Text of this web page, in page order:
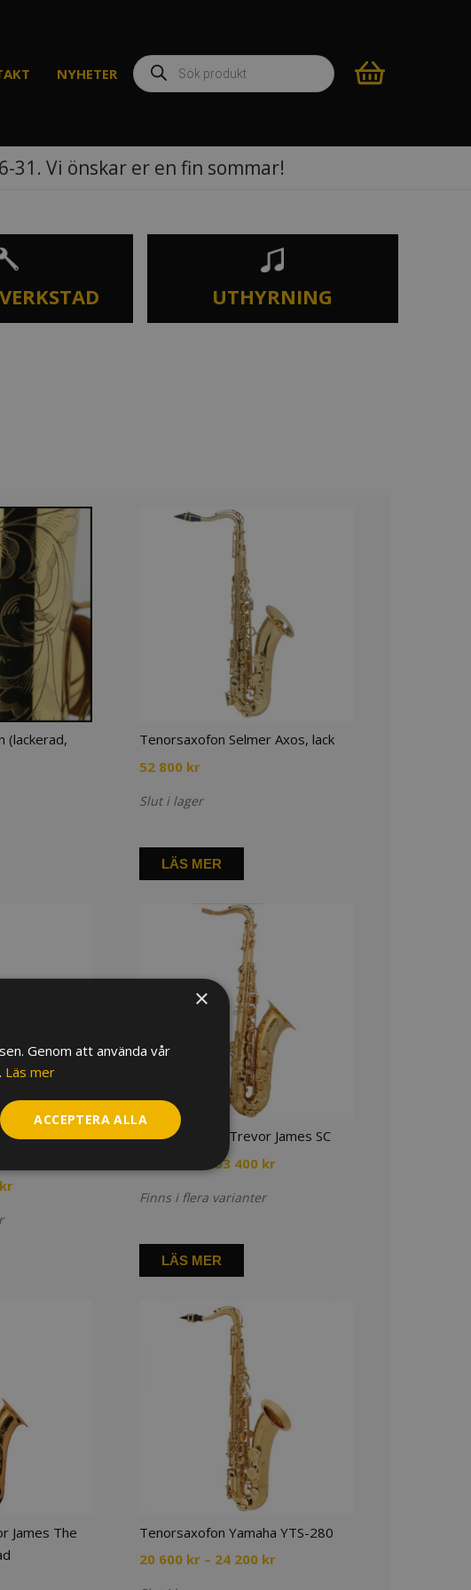
NYHETER
Produktsökning
31. Vi önskar er en fin sommar!
UTHYRNING
(lackerad,
Tenorsaxofon Selmer Axos, lack
52 800 kr
Slut i lager
LÄS MER
James EVO
krPrisintervall:
Tenorsaxofon Trevor James SC
53 400 krPrisintervall:
Finns i flera varianter
LÄS MER
James The
Tenorsaxofon Yamaha YTS-280
20 600 kr – 24 200 krPrisintervall:
×
Genom att använda vår
Läs mer
ACCEPTERA ALLA